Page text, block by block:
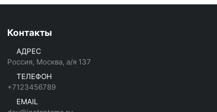
Контакты
АДРЕС
Россия, Москва, а/я 137
ТЕЛЕФОН
+7123456789
EMAIL